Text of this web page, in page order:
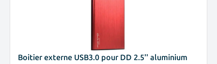
Boitier externe USB3.0 pour DD 2.5'' aluminium